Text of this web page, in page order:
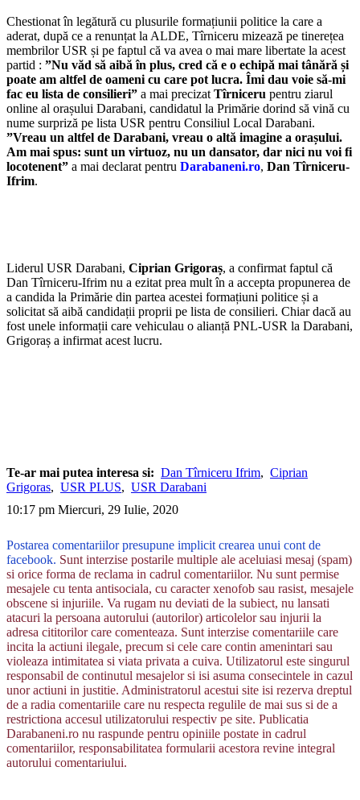
Chestionat în legătură cu plusurile formațiunii politice la care a
aderat, după ce a renunțat la ALDE, Tîrniceru mizează pe tinerețea
membrilor USR și pe faptul că va avea o mai mare libertate la acest
partid : ”Nu văd să aibă în plus, cred că e o echipă mai tânără și
poate am altfel de oameni cu care pot lucra. Îmi dau voie să-mi
fac eu lista de consilieri” a mai precizat Tîrniceru pentru ziarul
online al orașului Darabani, candidatul la Primărie dorind să vină cu
nume surpriză pe lista USR pentru Consiliul Local Darabani.
”Vreau un altfel de Darabani, vreau o altă imagine a orașului.
Am mai spus: sunt un virtuoz, nu un dansator, dar nici nu voi fi
locotenent” a mai declarat pentru Darabaneni.ro, Dan Tîrniceru-
Ifrim.
Liderul USR Darabani, Ciprian Grigoraș, a confirmat faptul că
Dan Tîrniceru-Ifrim nu a ezitat prea mult în a accepta propunerea de
a candida la Primărie din partea acestei formațiuni politice și a
solicitat să aibă candidații proprii pe lista de consilieri. Chiar dacă au
fost unele informații care vehiculau o alianță PNL-USR la Darabani,
Grigoraș a infirmat acest lucru.
Te-ar mai putea interesa si: Dan Tîrniceru Ifrim, Ciprian
Grigoras, USR PLUS, USR Darabani
10:17 pm Miercuri, 29 Iulie, 2020
Postarea comentariilor presupune implicit crearea unui cont de
facebook. Sunt interzise postarile multiple ale aceluiasi mesaj (spam)
si orice forma de reclama in cadrul comentariilor. Nu sunt permise
mesajele cu tenta antisociala, cu caracter xenofob sau rasist, mesajele
obscene si injuriile. Va rugam nu deviati de la subiect, nu lansati
atacuri la persoana autorului (autorilor) articolelor sau injurii la
adresa cititorilor care comenteaza. Sunt interzise comentariile care
incita la actiuni ilegale, precum si cele care contin amenintari sau
violeaza intimitatea si viata privata a cuiva. Utilizatorul este singurul
responsabil de continutul mesajelor si isi asuma consecintele in cazul
unor actiuni in justitie. Administratorul acestui site isi rezerva dreptul
de a radia comentariile care nu respecta regulile de mai sus si de a
restrictiona accesul utilizatorului respectiv pe site. Publicatia
Darabaneni.ro nu raspunde pentru opiniile postate in cadrul
comentariilor, responsabilitatea formularii acestora revine integral
autorului comentariului.